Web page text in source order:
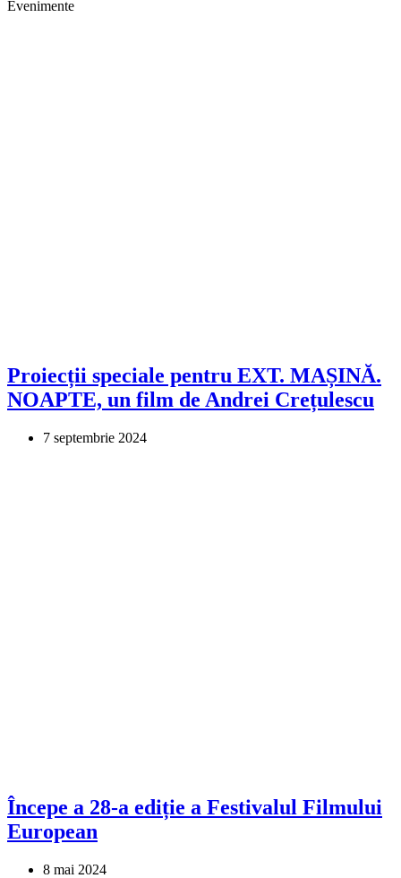
Evenimente
Proiecții speciale pentru EXT. MAȘINĂ.
NOAPTE, un film de Andrei Crețulescu
7 septembrie 2024
Începe a 28-a ediție a Festivalul Filmului
European
8 mai 2024